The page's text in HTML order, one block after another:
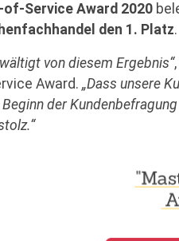
of-Service Award 2020
den 1. Platz.
von diesem Ergebnis“
Award. „Dass unsere
der